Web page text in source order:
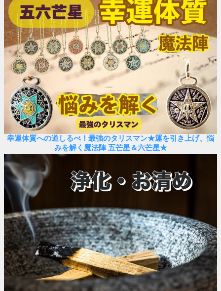
幸運体質への道しるべ！最強のタリスマン★運を引き上げ、悩
みを解く魔法陣 五芒星＆六芒星★